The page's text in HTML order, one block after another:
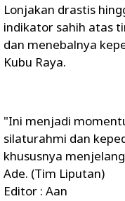
Lonjakan drastis
indikator sahih atas
dan menebalnya
Kubu Raya.
"Ini menjadi
silaturahmi dan
khususnya
Ade. (Tim Liputan)
Editor : Aan